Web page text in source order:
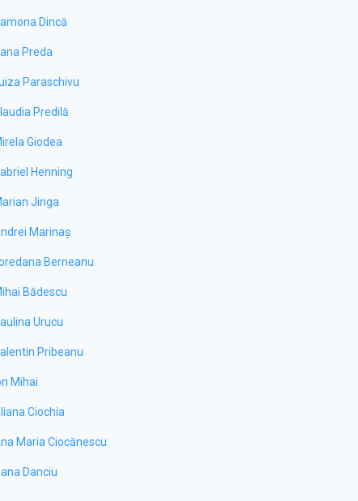
Dincă
Preda
Paraschivu
Predilă
Giodea
Henning
Jinga
Marinaș
Berneanu
Bădescu
Urucu
Pribeanu
Mihai
Ciochia
Maria Ciocănescu
Danciu